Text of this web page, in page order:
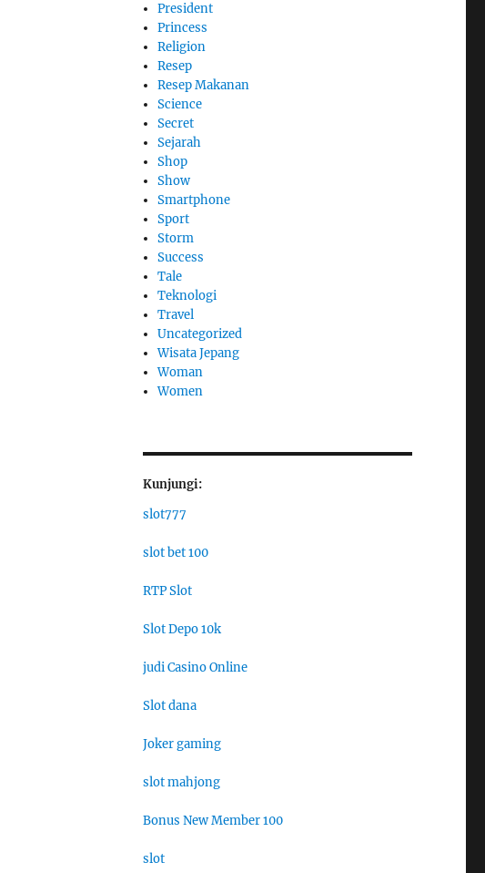
President
Princess
Religion
Resep
Resep Makanan
Science
Secret
Sejarah
Shop
Show
Smartphone
Sport
Storm
Success
Tale
Teknologi
Travel
Uncategorized
Wisata Jepang
Woman
Women
Kunjungi:
slot777
slot bet 100
RTP Slot
Slot Depo 10k
judi Casino Online
Slot dana
Joker gaming
slot mahjong
Bonus New Member 100
slot